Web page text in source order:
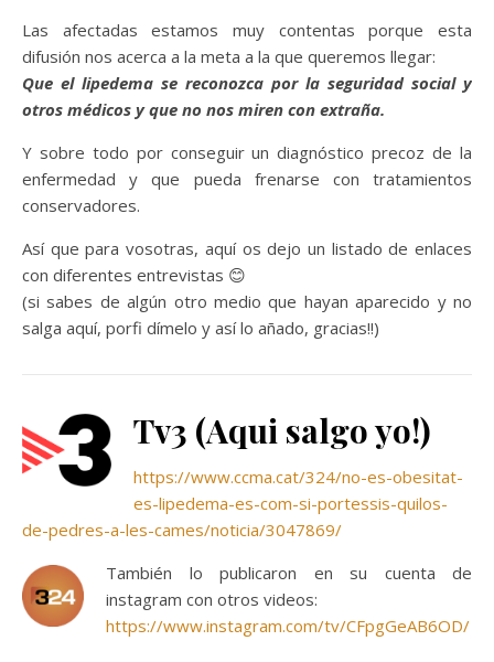
Las afectadas estamos muy contentas porque esta
difusión nos acerca a la meta a la que queremos llegar:
Que el lipedema se reconozca por la seguridad social y
otros médicos y que no nos miren con extraña.
Y sobre todo por conseguir un diagnóstico precoz de la
enfermedad y que pueda frenarse con tratamientos
conservadores.
Así que para vosotras, aquí os dejo un listado de enlaces
con diferentes entrevistas 😊
(si sabes de algún otro medio que hayan aparecido y no
salga aquí, porfi dímelo y así lo añado, gracias!!)
Tv3 (Aqui salgo yo!)
https://www.ccma.cat/324/no-es-obesitat-
es-lipedema-es-com-si-portessis-quilos-
de-pedres-a-les-cames/noticia/3047869/
También lo publicaron en su cuenta de
instagram con otros videos:
https://www.instagram.com/tv/CFpgGeAB6OD/